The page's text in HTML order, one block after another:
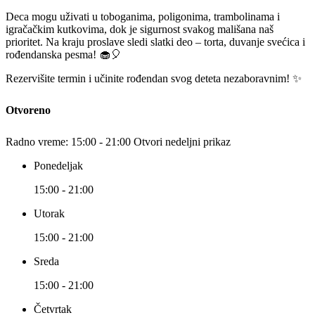
Deca mogu uživati u toboganima, poligonima, trambolinama i
igračačkim kutkovima, dok je sigurnost svakog mališana naš
prioritet. Na kraju proslave sledi slatki deo – torta, duvanje svećica i
rođendanska pesma! 🧁🎈
Rezervišite termin i učinite rođendan svog deteta nezaboravnim! ✨
Otvoreno
Radno vreme: 15:00 - 21:00 Otvori nedeljni prikaz
Ponedeljak
15:00 - 21:00
Utorak
15:00 - 21:00
Sreda
15:00 - 21:00
Četvrtak